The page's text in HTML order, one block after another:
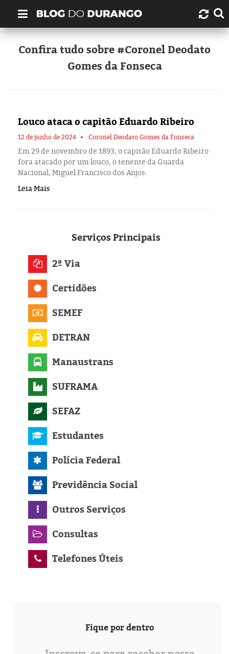
Quem é Durango Duarte?
Links úteis
Artigos
Amazonas
Manaus
Eleições 2024
Política
Confira tudo sobre #Coronel Deodato
Gomes da Fonseca
Louco ataca o capitão Eduardo Ribeiro
12 de junho de 2024 Coronel Deodato Gomes da Fonseca
Em 29 de novembro de 1893, o capitão Eduardo Ribeiro
fora atacado por um louco, o tenente da Guarda
Nacional, Miguel Francisco dos Anjos.
Leia Mais
ServiçosPrincipais
2ª Via
Certidões
SEMEF
DETRAN
Manaustrans
SUFRAMA
SEFAZ
Estudantes
Polícia Federal
Previdência Social
Outros Serviços
Consultas
Telefones Úteis
Fique por dentro